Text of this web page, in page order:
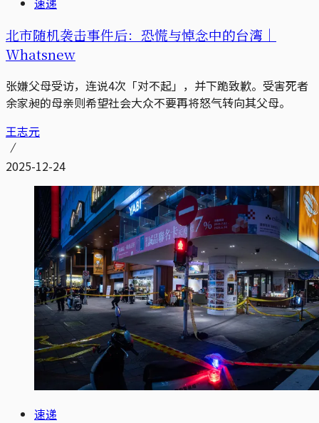
北市随机袭击事件后：恐慌与悼念中的台湾｜
Whatsnew
张嫌父母受访，连说4次「对不起」，并下跪致歉。受害死者
余家昶的母亲则希望社会大众不要再将怒气转向其父母。
王志元
2025-12-24
速递